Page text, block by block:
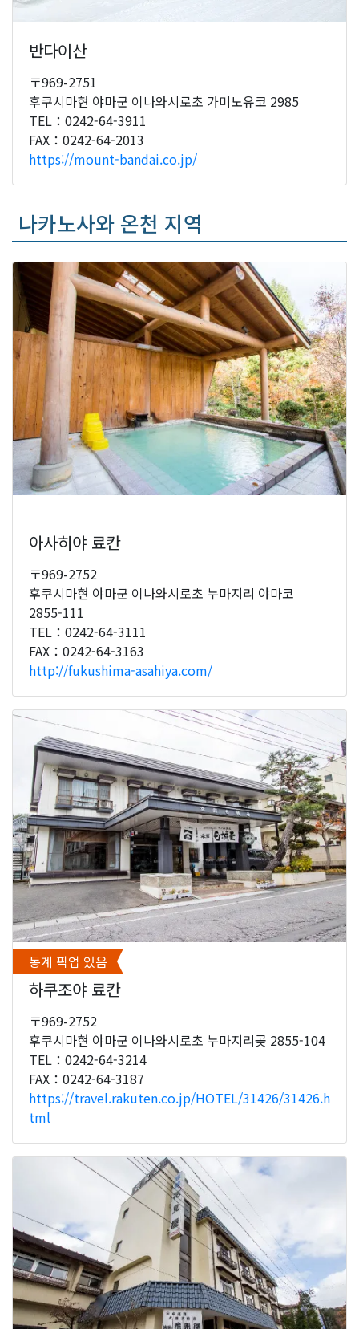
반다이산
〒969-2751
후쿠시마현 야마군 이나와시로초 가미노유코 2985
TEL：0242-64-3911
FAX：0242-64-2013
https://mount-bandai.co.jp/
나카노사와 온천 지역
아사히야 료칸
〒969-2752
후쿠시마현 야마군 이나와시로초 누마지리 야마코
2855-111
TEL：0242-64-3111
FAX：0242-64-3163
http://fukushima-asahiya.com/
동계 픽업 있음
하쿠조야 료칸
〒969-2752
후쿠시마현 야마군 이나와시로초 누마지리곶 2855-104
TEL：0242-64-3214
FAX：0242-64-3187
https://travel.rakuten.co.jp/HOTEL/31426/31426.h
tml